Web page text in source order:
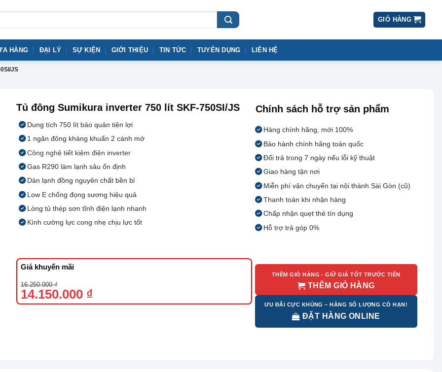
GIỎ HÀNG
HÀNG ĐẠI LÝ SỰ KIỆN GIỚI THIỆU TIN TỨC TUYỂN DỤNG LIÊN HỆ
JS
Tủ đông Sumikura inverter 750 lít SKF-750SI/JS
Dung tích 750 lít bảo quản tiện lợi
1 ngăn đông kháng khuẩn 2 cánh mở
Công nghệ tiết kiệm điện inverter
Gas R290 làm lạnh sâu ổn định
Dàn lạnh đồng nguyên chất bền bỉ
Low E chống đọng sương hiệu quả
Lòng tủ thép sơn tĩnh điện lạnh nhanh
Kính cường lực cong nhẹ chịu lực tốt
Chính sách hỗ trợ sản phẩm
Hàng chính hãng, mới 100%
Bảo hành chính hãng toàn quốc
Đổi trả trong 7 ngày nếu lỗi kỹ thuật
Giao hàng tận nơi
Miễn phí vận chuyển tại nội thành Sài Gòn (cũ)
Thanh toán khi nhận hàng
Chấp nhận quẹt thẻ tín dụng
Hỗ trợ trả góp 0%
Giá khuyến mãi
16.250.000₫
Giá
gốc
là:
16.250.000 ₫.
14.150.000 ₫
Giá
hiện
tại
là:
THÊM GIỎ HÀNG - GIỮ GIÁ TỐT TRƯỚC TIÊN
THÊM GIỎ HÀNG
ƯU ĐÃI CỰC KHỦNG – HÀNG SỐ LƯỢNG CÓ HẠN!
ĐẶT HÀNG ONLINE